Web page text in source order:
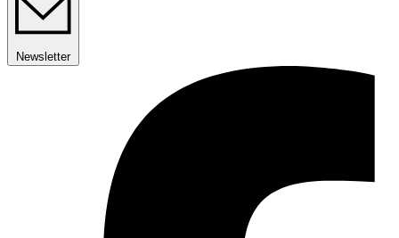
Newsletter